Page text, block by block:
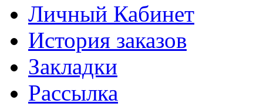
Личный Кабинет
История заказов
Закладки
Рассылка